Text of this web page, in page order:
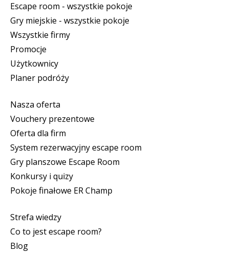
Escape room - wszystkie pokoje
Gry miejskie - wszystkie pokoje
Wszystkie firmy
Promocje
Użytkownicy
Planer podróży
Nasza oferta
Vouchery prezentowe
Oferta dla firm
System rezerwacyjny escape room
Gry planszowe Escape Room
Konkursy i quizy
Pokoje finałowe ER Champ
Strefa wiedzy
Co to jest escape room?
Blog